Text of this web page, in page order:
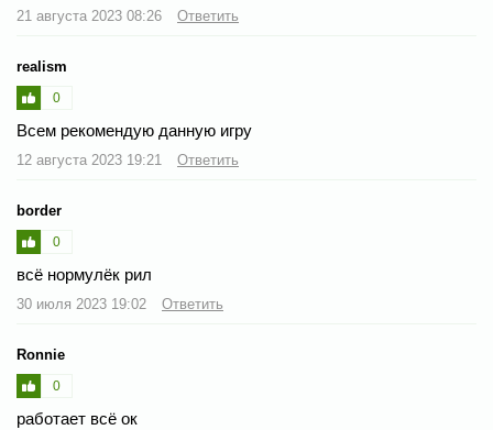
21 августа 2023 08:26 Ответить
realism
0
Всем рекомендую данную игру
12 августа 2023 19:21 Ответить
border
0
всё нормулёк рил
30 июля 2023 19:02 Ответить
Ronnie
0
работает всё ок